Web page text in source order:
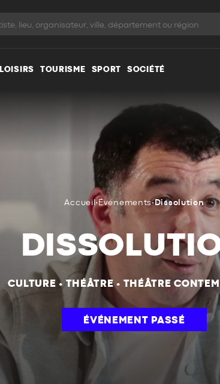
LOISIRS TOURISME SPORT SOCIÉTÉ
Accueil• Événements•Dissolution
CULTURE • THÉÂTRE• THÉÂTRE
ÉVÉNEMENT PASSÉ